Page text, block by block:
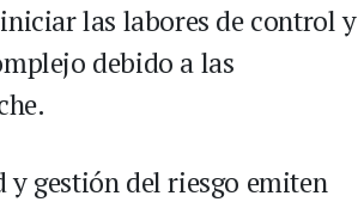
las labores de control y
debido a las
gestión del riesgo emiten